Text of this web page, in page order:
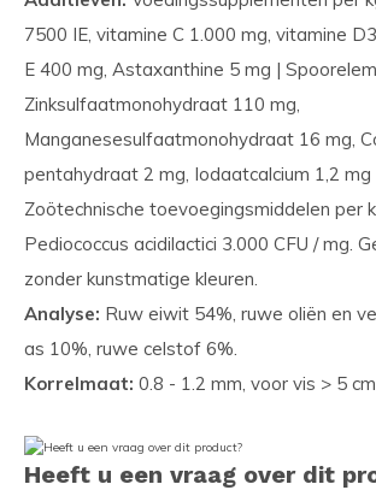
7500 IE, vitamine C 1.000 mg, vitamine
E 400 mg, Astaxanthine 5 mg |
Zinksulfaatmonohydraat 110 mg,
Manganesesulfaatmonohydraat 16 mg,
pentahydraat 2 mg, Iodaatcalcium 1,2
Zoötechnische toevoegingsmiddelen per
Pediococcus acidilactici 3.000 CFU / mg.
zonder kunstmatige kleuren.
Analyse: Ruw eiwit 54%, ruwe oliën en
as 10%, ruwe celstof 6%.
Korrelmaat: 0.8 - 1.2 mm, voor vis > 5
Heeft u een vraag over dit